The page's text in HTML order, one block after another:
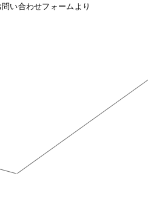
い合わせフォームより